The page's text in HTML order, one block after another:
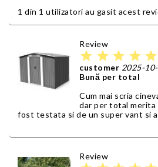
1 din 1 utilizatori au gasit acest
Review
star star star star star
customer 2025-
Bună per total
Cum mai scria
dar per total merita
fost testata si de un super vant si
Review